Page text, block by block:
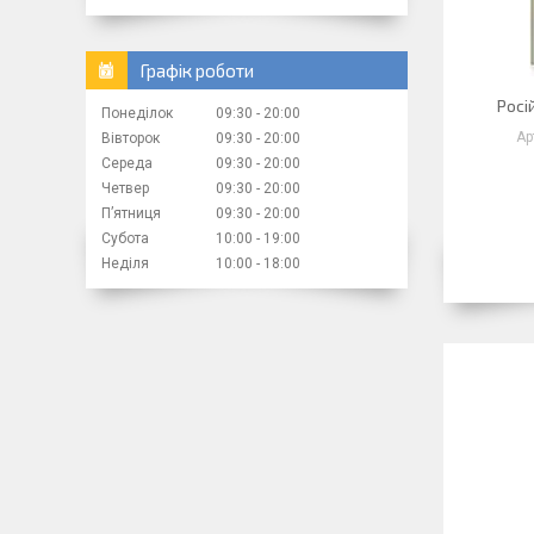
Графік роботи
Понеділок 09:30
20:00
Вівторок
09:30
20:00
Середа
09:30
20:00
Четвер
09:30
20:00
Пʼятниця
09:30
20:00
Субота
10:00
19:00
Неділя
10:00 18:00